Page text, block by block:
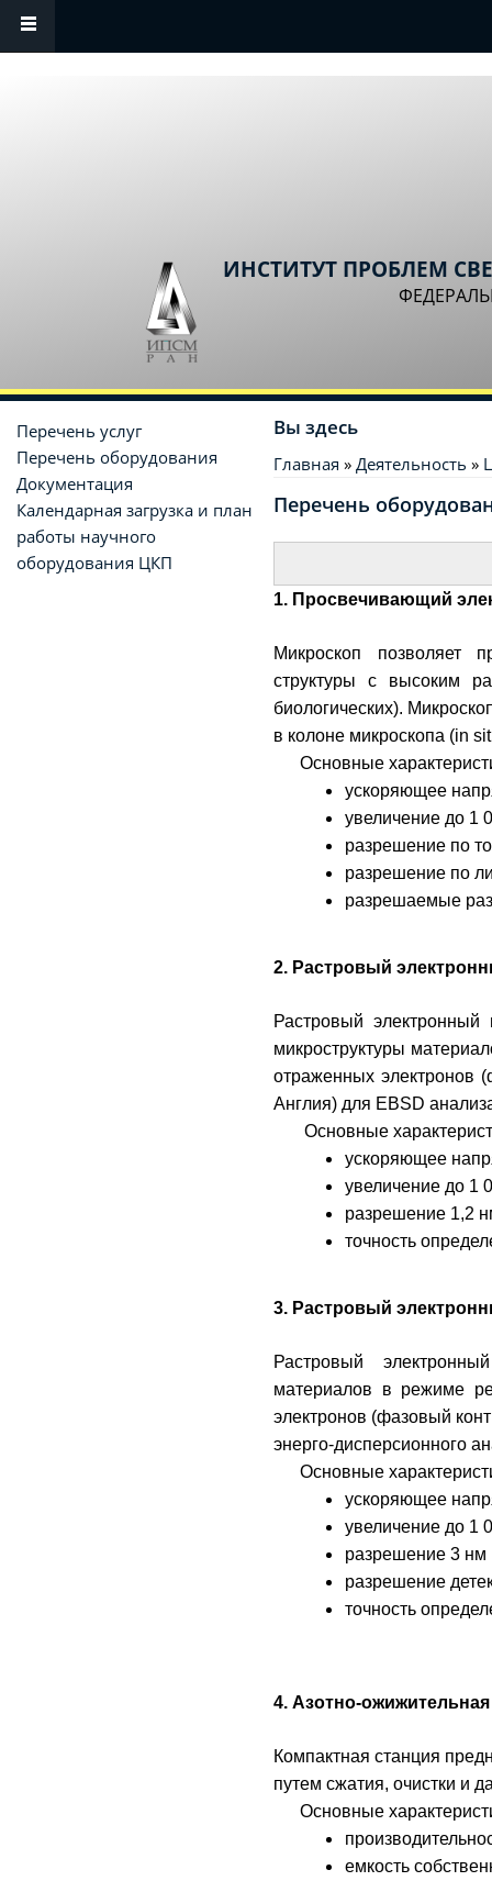
Перейти к основному содержанию
ИНСТИТУТ ПРОБЛЕМ
Вы здесь
Главная » Деятельность »
Перечень
1. Просвечивающий
Микроскоп позволяет
структуры с высоким
биологических).
в колоне микроскопа (in
Основные
ускоряющее
увеличение до 1
разрешение по
разрешение по
разрешаемые
2. Растровый
Растровый
микроструктуры
отраженных электронов
Англия) для EBSD
Основные
ускоряющее
увеличение до 1
разрешение 1,2
точность
3. Растровый
Растровый
материалов в режиме
электронов (фазовый
энерго-дисперсионного
Основные
ускоряющее
увеличение до 1
разрешение 3 нм
разрешение
точность
4. Азотно-
Компактная станция
путем сжатия, очистки и
Основные
емкость
Перечень услуг
Перечень оборудования
Документация
Календарная загрузка и план
работы научного
оборудования ЦКП